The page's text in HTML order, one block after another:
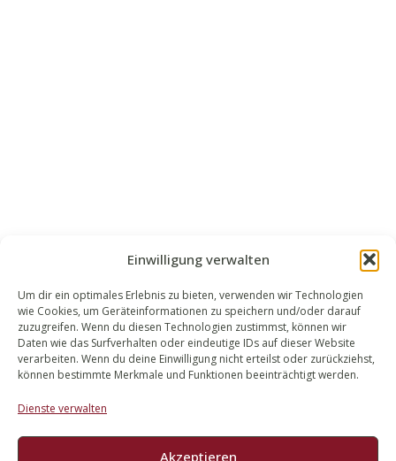
Einwilligung verwalten
Um dir ein optimales Erlebnis zu bieten, verwenden wir Technologien
wie Cookies, um Geräteinformationen zu speichern und/oder darauf
zuzugreifen. Wenn du diesen Technologien zustimmst, können wir
Daten wie das Surfverhalten oder eindeutige IDs auf dieser Website
verarbeiten. Wenn du deine Einwilligung nicht erteilst oder zurückziehst,
können bestimmte Merkmale und Funktionen beeinträchtigt werden.
Dienste verwalten
Akzeptieren
WALEK RECHTSANWÄLT​​E
Bachstraße 13
56727 Mayen
02651 98 900
info@walek-rechtsanwaelte.de